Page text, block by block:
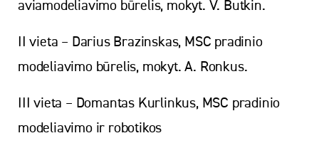
aviamodeliavimo būrelis, mokyt. V. Butkin.
II vieta – Darius Brazinskas, MSC pradinio
modeliavimo būrelis, mokyt. A. Ronkus.
III vieta – Domantas Kurlinkus, MSC pradinio
modeliavimo ir robotikos